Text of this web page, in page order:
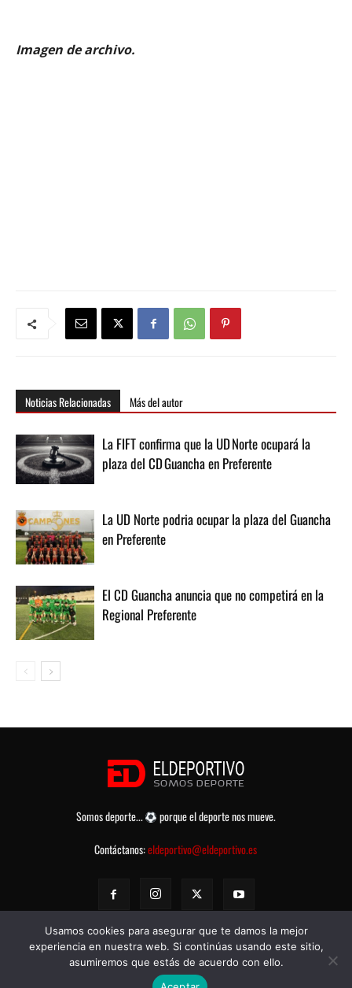
Imagen de archivo.
Noticias Relacionadas Más del autor
La FIFT confirma que la UD Norte ocupará la
plaza del CD Guancha en Preferente
La UD Norte podria ocupar la plaza del Guancha
en Preferente
El CD Guancha anuncia que no competirá en la
Regional Preferente
Somos deporte...
porque el deporte nos mueve.
Contáctanos:eldeportivo@eldeportivo.es
© eldeportivo.es 2008 - 2025 Todos los Derechos Reservados -
Usamos cookies para asegurar que te damos la mejor
experiencia en nuestra web. Si continúas usando este sitio,
asumiremos que estás de acuerdo con ello.